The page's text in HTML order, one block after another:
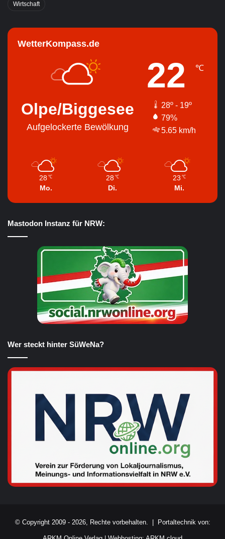
Wirtschaft
WetterKompass.de
Olpe/Biggesee
Aufgelockerte Bewölkung
22 ℃
28º - 19º
79%
5.65 km/h
28 ℃
Mo.
28 ℃
Di.
23 ℃
Mi.
Mastodon Instanz für NRW:
Wer steckt hinter SüWeNa?
© Copyright 2009 - 2026, Rechte vorbehalten. | Portaltechnik von: